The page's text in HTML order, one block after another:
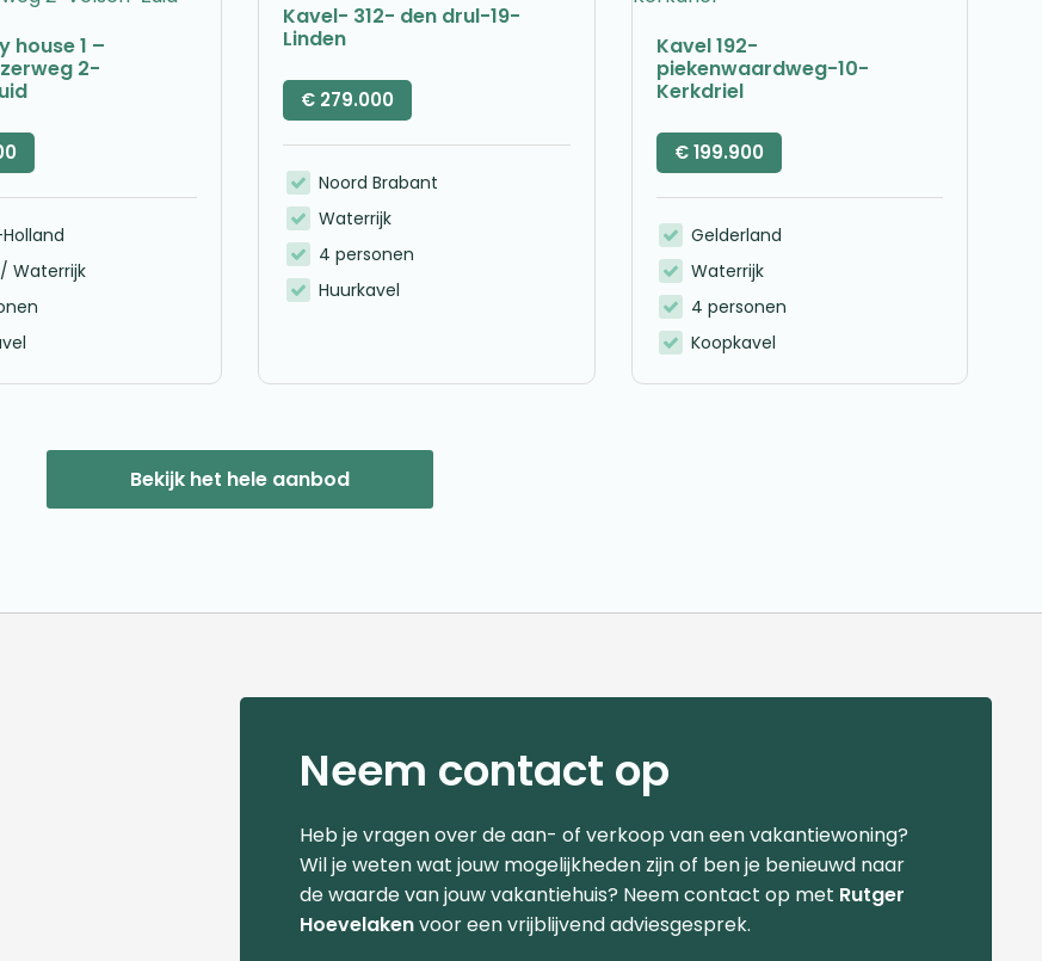
house 1 –
2-
Waterrijk
Kavel- 312- den drul-19-
Linden
€ 279.000
Noord Brabant
Waterrijk
4 personen
Huurkavel
Kavel 192-
piekenwaardweg-10-
Kerkdriel
€199.900
Gelderland
Waterrijk
4 personen
Koopkavel
Bekijk het hele aanbod
Neem contact op
Heb je vragen over de aan- of verkoop van een vakantiewoning?
Wil je weten wat jouw mogelijkheden zijn of ben je benieuwd naar
de waarde van jouw vakantiehuis? Neem contact op met Rutger
Hoevelakenvoor een vrijblijvend adviesgesprek.